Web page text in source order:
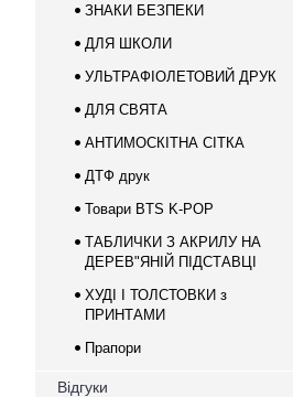
ЗНАКИ БЕЗПЕКИ
ДЛЯ ШКОЛИ
УЛЬТРАФІОЛЕТОВИЙ ДРУК
ДЛЯ СВЯТА
АНТИМОСКІТНА СІТКА
ДТФ друк
Товари BTS K-POP
ТАБЛИЧКИ З АКРИЛУ НА
ДЕРЕВ"ЯНІЙ ПІДСТАВЦІ
ХУДІ І ТОЛСТОВКИ з
ПРИНТАМИ
Прапори
Відгуки